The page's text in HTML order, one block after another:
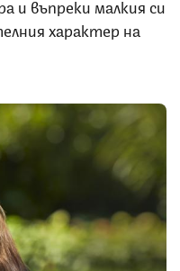
и въпреки малкия си
характер на